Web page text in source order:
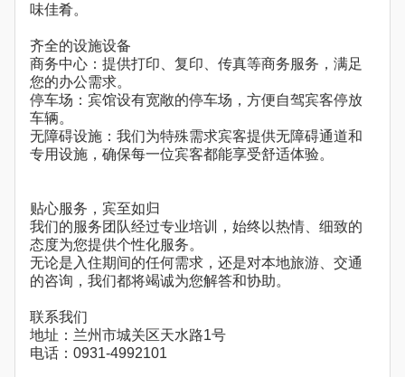
味佳肴。
齐全的设施设备
商务中心：提供打印、复印、传真等商务服务，满足
您的办公需求。
停车场：宾馆设有宽敞的停车场，方便自驾宾客停放
车辆。
无障碍设施：我们为特殊需求宾客提供无障碍通道和
专用设施，确保每一位宾客都能享受舒适体验。
贴心服务，宾至如归
我们的服务团队经过专业培训，始终以热情、细致的
态度为您提供个性化服务。
无论是入住期间的任何需求，还是对本地旅游、交通
的咨询，我们都将竭诚为您解答和协助。
联系我们
地址：兰州市城关区天水路1号
电话：0931-4992101